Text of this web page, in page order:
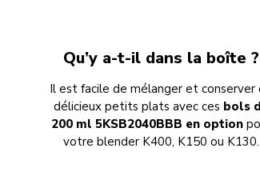
Qu’y a-t-il dans la boîte ?
Il est facile de mélanger et conserver
délicieux petits plats avec ces bols
200 ml 5KSB2040BBB en option
votre blender K400, K150 ou K130.